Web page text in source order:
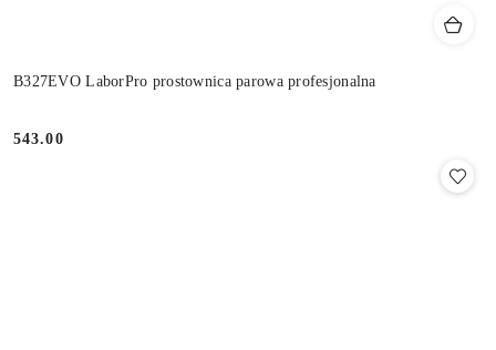
B327EVO LaborPro prostownica parowa profesjonalna
Cena:
543.00